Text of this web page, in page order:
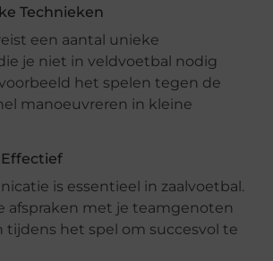
Technieken
een aantal unieke
je niet in veldvoetbal nodig
het spelen tegen de
manoeuvreren in kleine
is essentieel in zaalvoetbal.
afspraken met je teamgenoten
tijdens het spel om succesvol te